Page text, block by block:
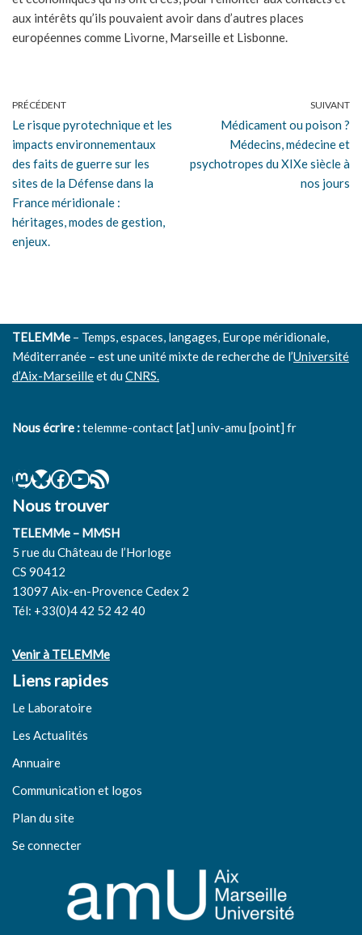
aux intérêts qu’ils pouvaient avoir dans d’autres places
européennes comme Livorne, Marseille et Lisbonne.
PRÉCÉDENT
Le risque pyrotechnique et les
impacts environnementaux
des faits de guerre sur les
sites de la Défense dans la
France méridionale :
héritages, modes de gestion,
enjeux.
SUIVANT
Médicament ou poison ?
Médecins, médecine et
psychotropes du XIXe siècle à
nos jours
TELEMMe – Temps, espaces, langages, Europe méridionale,
Méditerranée – est une unité mixte de recherche de l’Université
d’Aix-Marseilleet duCNRS.
Nous écrire :telemme-contact [at] univ-amu [point] fr
Nous trouver
TELEMMe – MMSH
5 rue du Château de l’Horloge
CS 90412
13097 Aix-en-Provence Cedex 2
Tél: +33(0)4 42 52 42 40
Venir à TELEMMe
Liens rapides
Le Laboratoire
Les Actualités
Annuaire
Communication et logos
Plan du site
Se connecter